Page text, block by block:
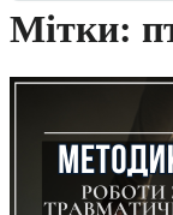
Мітки: